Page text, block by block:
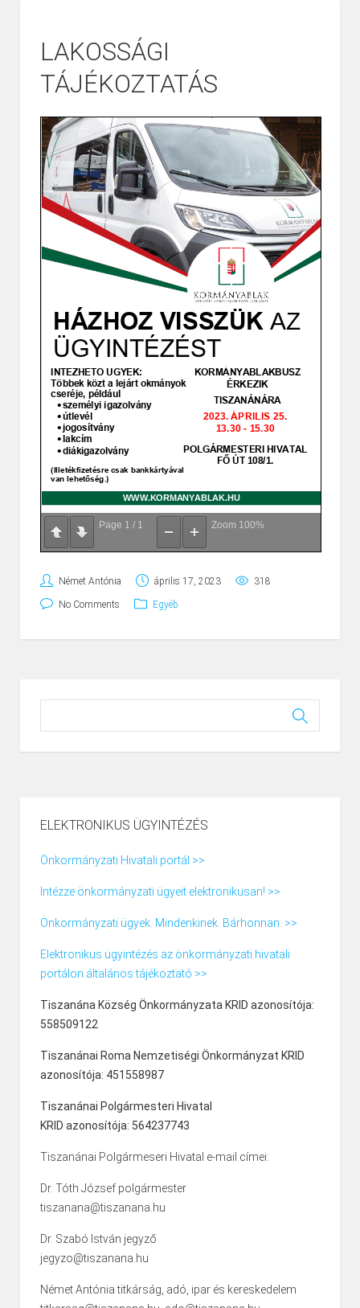
LAKOSSÁGI
TÁJÉKOZTATÁS
Page 1 / 1 Zoom 100%
Német Antónia április 17, 2023 318
No Comments Egyéb
ELEKTRONIKUS ÜGYINTÉZÉS
Önkormányzati Hivatali portál >>
Intézze önkormányzati ügyeit elektronikusan! >>
Önkormányzati ügyek. Mindenkinek. Bárhonnan. >>
Elektronikus ügyintézés az önkormányzati hivatali
portálon általános tájékoztató >>
Tiszanána Község Önkormányzata KRID azonosítója:
558509122
Tiszanánai Roma Nemzetiségi Önkormányzat KRID
azonosítója: 451558987
Tiszanánai Polgármesteri Hivatal
KRID azonosítója: 564237743
Tiszanánai Polgármeseri Hivatal e-mail címei:
Dr. Tóth József polgármester
tiszanana@tiszanana.hu
Dr. Szabó István jegyző
jegyzo@tiszanana.hu
Német Antónia titkárság, adó, ipar és kereskedelem